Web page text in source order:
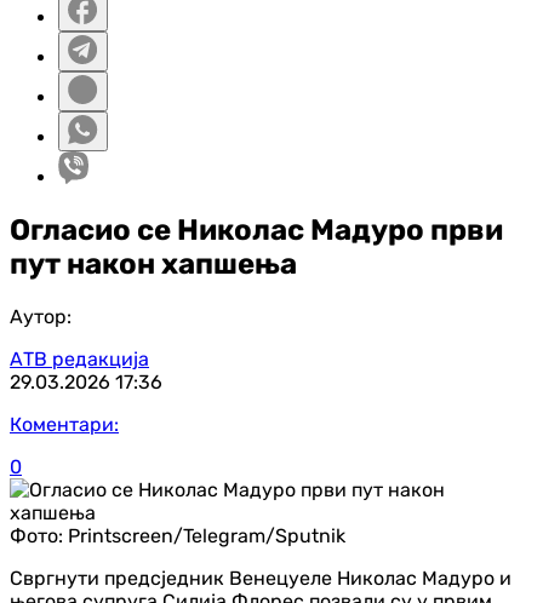
Огласио се Николас Мадуро први
пут након хапшења
Аутор:
АТВ редакција
29.03.2026 17:36
Коментари:
0
Фото: Printscreen/Telegram/Sputnik
Свргнути предсједник Венецуеле Николас Мадуро и